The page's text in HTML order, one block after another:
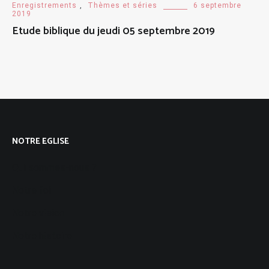
Enregistrements Thèmes et séries
6 septembre
2019
Etude biblique du jeudi 05 septembre 2019
NOTRE EGLISE